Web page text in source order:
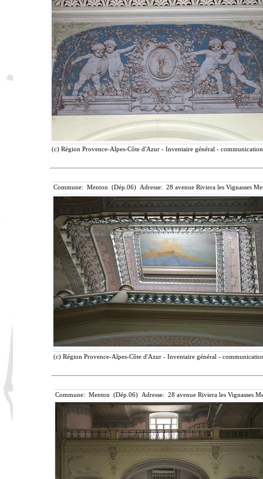
(c) Région Provence-Alpes-Côte d'Azur - Inventaire général -
Commune: Menton (Dép.06) Adresse: 28 avenue Riviera les Vignasses
(c) Région Provence-Alpes-Côte d'Azur - Inventaire général -
Commune: Menton (Dép.06) Adresse: 28 avenue Riviera les Vignasses